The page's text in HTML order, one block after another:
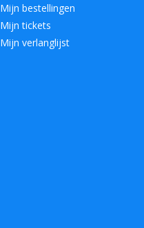
Mijn bestellingen
Mijn tickets
Mijn verlanglijst